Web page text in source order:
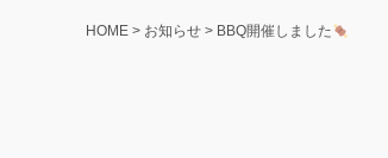
HOME > お知らせ > BBQ開催しました